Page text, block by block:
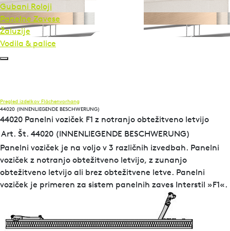
Gubani Roloji
Panelne Zavese
Žaluzije
Vodila & palice
Pregled izdelkov Flächenvorhang
44020 (INNENLIEGENDE BESCHWERUNG)
44020 Panelni voziček F1 z notranjo obtežitveno letvijo
Art. Št. 44020 (INNENLIEGENDE BESCHWERUNG)
Panelni voziček je na voljo v 3 različnih izvedbah. Panelni
voziček z notranjo obtežitveno letvijo, z zunanjo
obtežitveno letvijo ali brez obtežitvene letve. Panelni
voziček je primeren za sistem panelnih zaves Interstil »F1«.